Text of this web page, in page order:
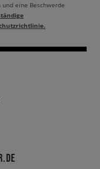
eine Beschwerde